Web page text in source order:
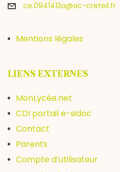
ce.0941413a@ac-creteil.fr
Mentions légales
LIENS EXTERNES
MonLycée.net
CDI portail e-sidoc
Contact
Parents
Compte d’utilisateur